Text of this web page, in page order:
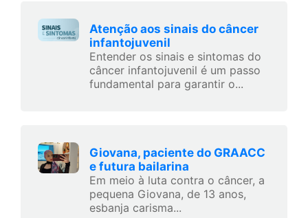
Atenção aos sinais do câncer
infantojuvenil
Entender os sinais e sintomas do
câncer infantojuvenil é um passo
fundamental para garantir o...
Giovana, paciente do GRAACC
e futura bailarina
Em meio à luta contra o câncer, a
pequena Giovana, de 13 anos,
esbanja carisma...